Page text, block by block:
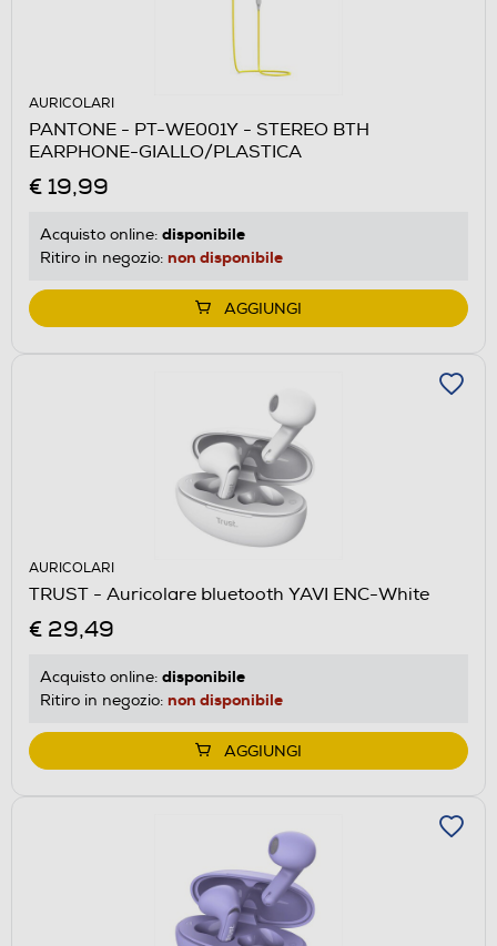
AURICOLARI
PANTONE - PT-WE001Y - STEREO BTH
EARPHONE-GIALLO/PLASTICA
€ 19,99
Acquisto online: disponibile
Ritiro in negozio: non disponibile
AGGIUNGI
AURICOLARI
TRUST - Auricolare bluetooth YAVI ENC-White
€ 29,49
Acquisto online: disponibile
Ritiro in negozio: non disponibile
AGGIUNGI